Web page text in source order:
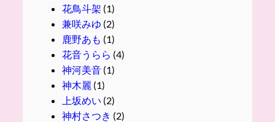
花鳥斗架 (1)
兼咲みゆ (2)
鹿野あも (1)
花音うらら (4)
神河美音(1)
神木麗 (1)
上坂めい (2)
神村さつき (2)